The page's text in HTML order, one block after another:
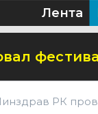
Лента
РК